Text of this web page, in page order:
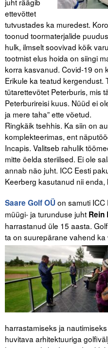
ettevõttet
tutvustades ka muredest.
toonud toormaterjalide
hulk, ilmselt soovivad kõik
tootmist elus hoida on siingi
korra kasvanud. Covid-19 on
Erikule ka teatud kergendust.
tütarettevõtet Peterburis, mis
Peterburireisi kuus. Nüüd ei
ja mere taha” ette võetud.
Ringkäik tsehhis. Ka siin on
komplekteerimas, ent
Incapis. Valitseb rahulik
mitte öelda steriilsed. Ei ole
annab näo juht. ICC Eesti
Keerberg kasutanud nii
Saare Golf OÜ on samuti ICC
müügi- ja turunduse juht Rein
harrastanud üle 15 aasta.
ta on suurepärane vahend ka
harrastamiseks ja
huvitava arhitektuuriga